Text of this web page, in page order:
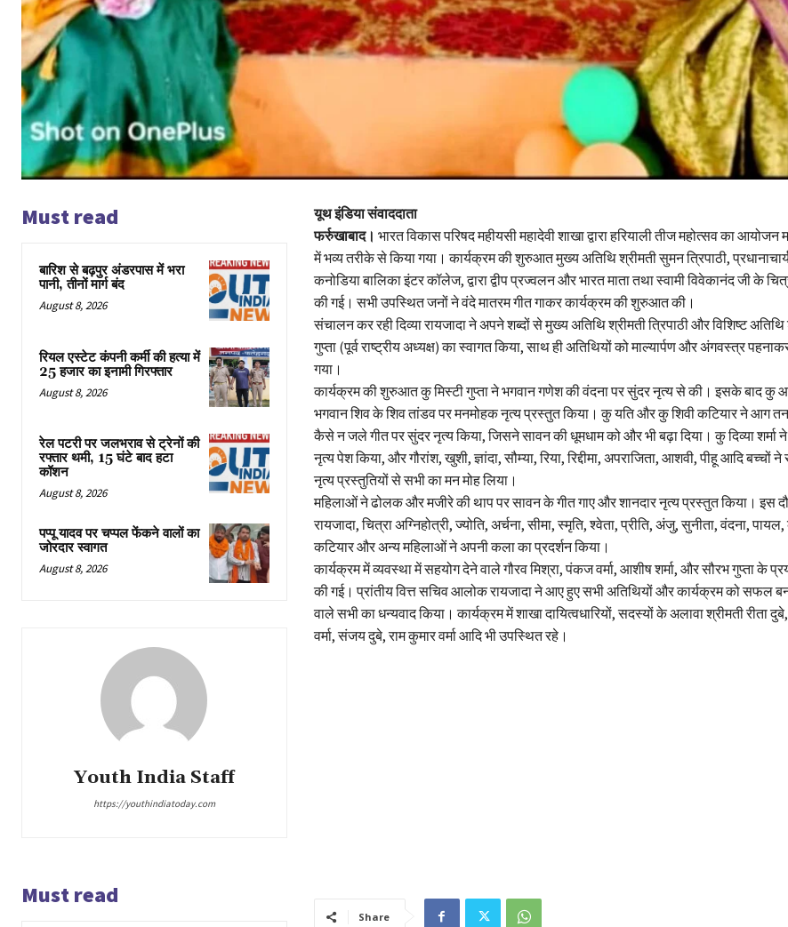
Must read
बारिश से बढ़पुर अंडरपास में भरा
पानी, तीनों मार्ग बंद
August 8, 2026
रियल एस्टेट कंपनी कर्मी की हत्या में
25 हजार का इनामी गिरफ्तार
August 8, 2026
रेल पटरी पर जलभराव से ट्रेनों की
रफ्तार थमी, 15 घंटे बाद हटा
कॉशन
August 8, 2026
पप्पू यादव पर चप्पल फेंकने वालों का
जोरदार स्वागत
August 8, 2026
Youth India Staff
https://youthindiatoday.com
यूथ इंडिया संवाददाता
फर्रुखाबाद। भारत विकास परिषद महीयसी महादेवी शाखा द्वारा हरियाली तीज महोत्सव का आयोजन
में भव्य तरीके से किया गया। कार्यक्रम की शुरुआत मुख्य अतिथि श्रीमती सुमन त्रिपाठी,
कनोडिया बालिका इंटर कॉलेज, द्वारा द्वीप प्रज्वलन और भारत माता तथा स्वामी विवेकानंद जी के
की गई। सभी उपस्थित जनों ने वंदे मातरम गीत गाकर कार्यक्रम की शुरुआत की।
संचालन कर रही दिव्या रायजादा ने अपने शब्दों से मुख्य अतिथि श्रीमती त्रिपाठी और विशिष्ट
गुप्ता (पूर्व राष्ट्रीय अध्यक्ष) का स्वागत किया, साथ ही अतिथियों को माल्यार्पण और अंगवस्त्र
गया।
कार्यक्रम की शुरुआत कु मिस्टी गुप्ता ने भगवान गणेश की वंदना पर सुंदर नृत्य से की। इसके बाद कु
भगवान शिव के शिव तांडव पर मनमोहक नृत्य प्रस्तुत किया। कु यति और कु शिवी कटियार ने आग
कैसे न जले गीत पर सुंदर नृत्य किया, जिसने सावन की धूमधाम को और भी बढ़ा दिया। कु दिव्या शर्मा ने
नृत्य पेश किया, और गौरांश, खुशी, ज्ञांदा, सौम्या, रिया, रिद्दीमा, अपराजिता, आशवी, पीहू आदि बच्चों
नृत्य प्रस्तुतियों से सभी का मन मोह लिया।
महिलाओं ने ढोलक और मजीरे की थाप पर सावन के गीत गाए और शानदार नृत्य प्रस्तुत किया। इस
रायजादा, चित्रा अग्निहोत्री, ज्योति, अर्चना, सीमा, स्मृति, श्वेता, प्रीति, अंजु, सुनीता, वंदना,
कटियार और अन्य महिलाओं ने अपनी कला का प्रदर्शन किया।
कार्यक्रम में व्यवस्था में सहयोग देने वाले गौरव मिश्रा, पंकज वर्मा, आशीष शर्मा, और सौरभ गुप्ता के
की गई। प्रांतीय वित्त सचिव आलोक रायजादा ने आए हुए सभी अतिथियों और कार्यक्रम को सफल
वाले सभी का धन्यवाद किया। कार्यक्रम में शाखा दायित्वधारियों, सदस्यों के अलावा श्रीमती रीता
वर्मा, संजय दुबे, राम कुमार वर्मा आदि भी उपस्थित रहे।
Must read
Share